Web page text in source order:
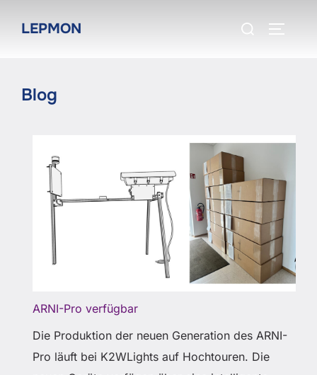
InhaltLEPMON
Suchen
Blog
ARNI-Pro verfügbar
Die Produktion der neuen Generation des ARNI-
Pro läuft bei K2WLights auf Hochtouren. Die